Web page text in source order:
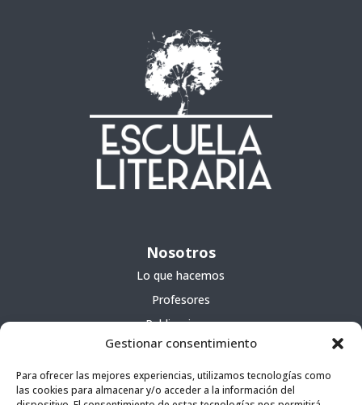
Gestionar consentimiento
Para ofrecer las mejores experiencias, utilizamos tecnologías como
las cookies para almacenar y/o acceder a la información del
Nosotros
Lo que hacemos
Profesores
Publicaciones
Cursos